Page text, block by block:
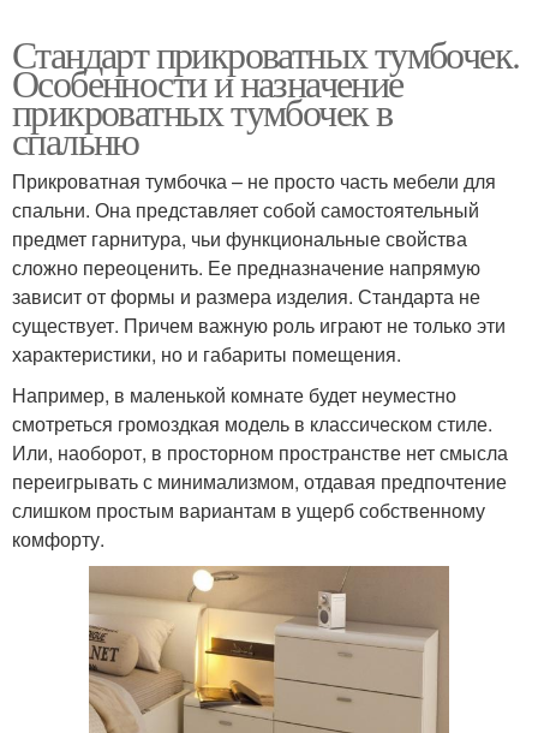
Стандарт прикроватных тумбочек.
Особенности и назначение
прикроватных тумбочек в
спальню
Прикроватная тумбочка – не просто часть мебели для
спальни. Она представляет собой самостоятельный
предмет гарнитура, чьи функциональные свойства
сложно переоценить. Ее предназначение напрямую
зависит от формы и размера изделия. Стандарта не
существует. Причем важную роль играют не только эти
характеристики, но и габариты помещения.
Например, в маленькой комнате будет неуместно
смотреться громоздкая модель в классическом стиле.
Или, наоборот, в просторном пространстве нет смысла
переигрывать с минимализмом, отдавая предпочтение
слишком простым вариантам в ущерб собственному
комфорту.